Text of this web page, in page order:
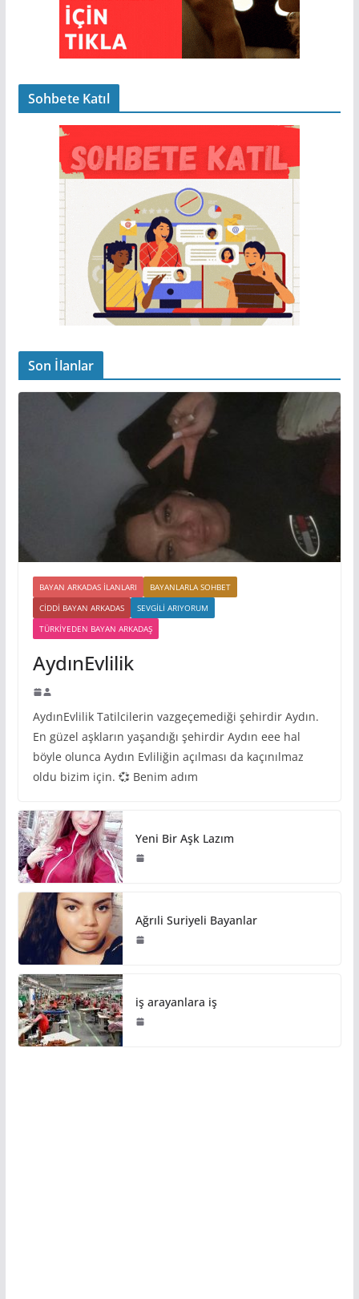
Sohbete Katıl
Son İlanlar
BAYAN ARKADAS ILANLARI
BAYANLARLA SOHBET
CIDDI BAYAN ARKADAS
SEVGILI ARIYORUM
TÜRKIYEDEN BAYAN ARKADAŞ
AydınEvlilik
AydınEvlilik Tatilcilerin vazgeçemediği şehirdir Aydın.
En güzel aşkların yaşandığı şehirdir Aydın eee hal
böyle olunca Aydın Evliliğin açılması da kaçınılmaz
oldu bizim için. 💞 Benim adım
Yeni Bir Aşk Lazım
Ağrıli Suriyeli Bayanlar
iş arayanlara iş